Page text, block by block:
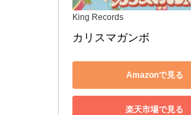
King Records
カリスマガンボ
Amazonで見る
楽天市場で見る